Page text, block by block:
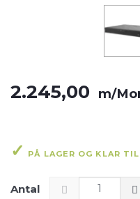
2.245,00 m/
PÅ LAGER OG KLAR
Antal